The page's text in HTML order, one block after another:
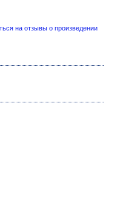
на отзывы о произведении